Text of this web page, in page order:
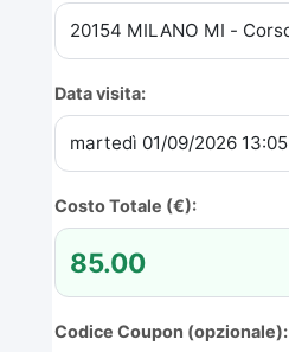
Data visita:
Costo Totale (€):
Codice Coupon (opzionale):